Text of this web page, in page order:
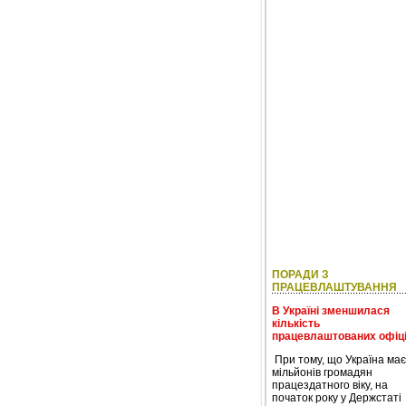
ПОРАДИ З
ПРАЦЕВЛАШТУВАННЯ
В Україні зменшилася
кількість
працевлаштованих
При тому, що Україна
мільйонів громадян
працездатного віку, на
початок року у Держстаті